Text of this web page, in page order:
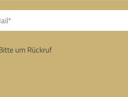
um Rückruf